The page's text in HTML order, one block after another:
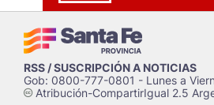
RSS / SUSCRIPCIÓN A NOTICIAS
Gob: 0800-777-0801 - Lunes a
cAtribución-CompartirIgual 2.5